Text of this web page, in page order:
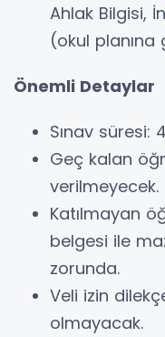
Ahlak Bilgisi,
(okul planına
Önemli Detaylar
Sınav süresi:
Geç kalan
verilmeyecek.
Katılmayan
belgesi ile
zorunda.
Veli izin
olmayacak.